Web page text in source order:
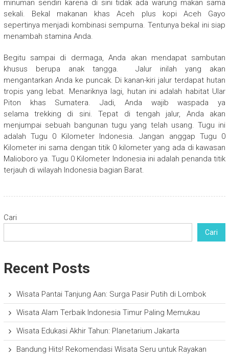
minuman sendiri karena di sini tidak ada warung makan sama
sekali. Bekal makanan khas Aceh plus kopi Aceh Gayo
sepertinya menjadi kombinasi sempurna. Tentunya bekal ini siap
menambah stamina Anda.
Begitu sampai di dermaga, Anda akan mendapat sambutan
khusus berupa anak tangga. Jalur inilah yang akan
mengantarkan Anda ke puncak. Di kanan-kiri jalur terdapat hutan
tropis yang lebat. Menariknya lagi, hutan ini adalah habitat Ular
Piton khas Sumatera. Jadi, Anda wajib waspada ya
selama trekking di sini. Tepat di tengah jalur, Anda akan
menjumpai sebuah bangunan tugu yang telah usang. Tugu ini
adalah Tugu 0 Kilometer Indonesia. Jangan anggap Tugu 0
Kilometer ini sama dengan titik 0 kilometer yang ada di kawasan
Malioboro ya. Tugu 0 Kilometer Indonesia ini adalah penanda titik
terjauh di wilayah Indonesia bagian Barat.
Cari
Cari
Recent Posts
Wisata Pantai Tanjung Aan: Surga Pasir Putih di Lombok
Wisata Alam Terbaik Indonesia Timur Paling Memukau
Wisata Edukasi Akhir Tahun: Planetarium Jakarta
Bandung Hits! Rekomendasi Wisata Seru untuk Rayakan